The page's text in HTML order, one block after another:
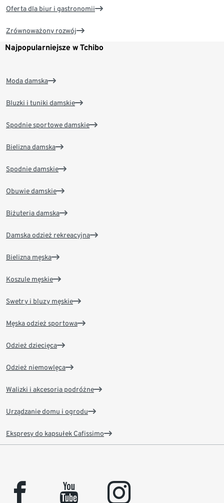
Oferta dla biur i gastronomii
Zrównoważony rozwój
Najpopularniejsze w Tchibo
Moda damska
Bluzki i tuniki damskie
Spodnie sportowe damskie
Bielizna damska
Spodnie damskie
Obuwie damskie
Biżuteria damska
Damska odzież rekreacyjna
Bielizna męska
Koszule męskie
Swetry i bluzy męskie
Męska odzież sportowa
Odzież dziecięca
Odzież niemowlęca
Walizki i akcesoria podróżne
Urządzanie domu i ogrodu
Ekspresy do kapsułek Cafissimo
facebook youtube instagram